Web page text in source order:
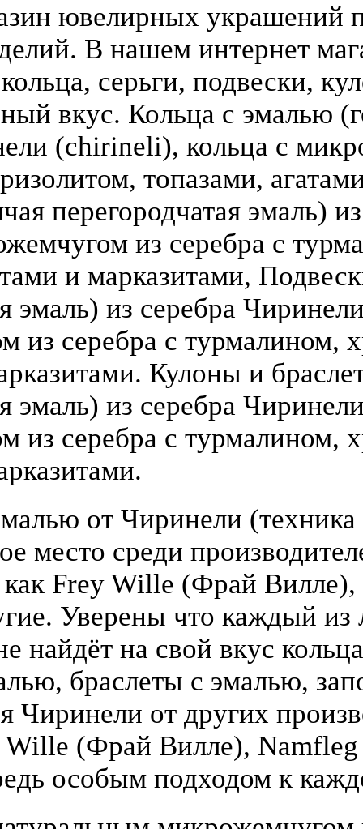
ювелирных украшений
В нашем интернет
серьги, подвески,
вкус. Кольца с эмалью
(chirineli), кольца с
топазами,
перегородчатая эмаль)
из серебра с
и марказитами,
эмаль) из серебра
из серебра с турмалином,
Кулоны и
эмаль) из серебра
из серебра с турмалином,
от Чиринели (техника
место среди
Frey Wille (Фрай
Уверены что каждый
найдёт на свой вкус
браслеты с эмалью,
Чиринели от других
Wille (Фрай Вилле),
особым подходом к